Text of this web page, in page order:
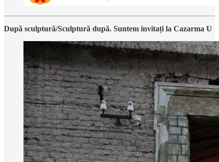
După sculptură/Sculptură după. Suntem invitați la Cazarma U